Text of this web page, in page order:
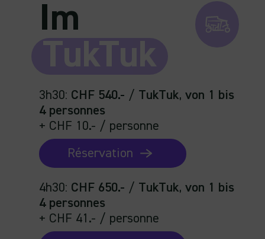
Im
TukTuk
3h30: CHF 540.- / TukTuk, von 1 bis
4 personnes
+ CHF 10.- / personne
Réservation
4h30: CHF 650.- / TukTuk, von 1 bis
4 personnes
+ CHF 41.- / personne